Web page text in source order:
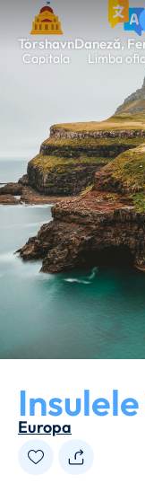
Tórshavn
Capitala
Daneză,
Limba
Europa